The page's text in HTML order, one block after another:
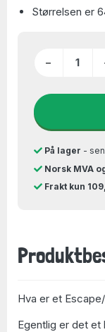
Størrelsen er
−
På lager -
Norsk MVA
Frakt kun
Hva er et
Egentlig er det et